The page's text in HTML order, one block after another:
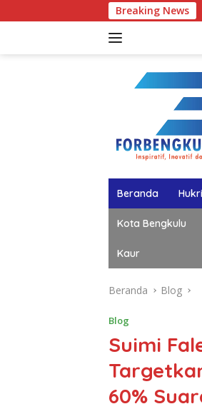
ke
Breaking News
Beranda
Kota Bengkulu
Kaur
Beranda Blog
Blog
Suimi
60%